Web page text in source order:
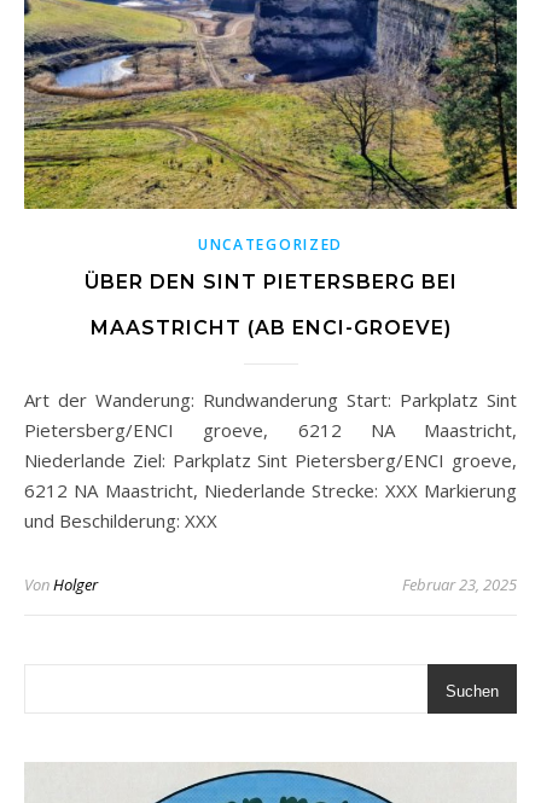
UNCATEGORIZED
ÜBER DEN SINT PIETERSBERG BEI
MAASTRICHT (AB ENCI-GROEVE)
Art der Wanderung: Rundwanderung Start: Parkplatz Sint
Pietersberg/ENCI groeve, 6212 NA Maastricht,
Niederlande Ziel: Parkplatz Sint Pietersberg/ENCI groeve,
6212 NA Maastricht, Niederlande Strecke: XXX Markierung
und Beschilderung: XXX
VonHolger Februar 23, 2025
Suchen